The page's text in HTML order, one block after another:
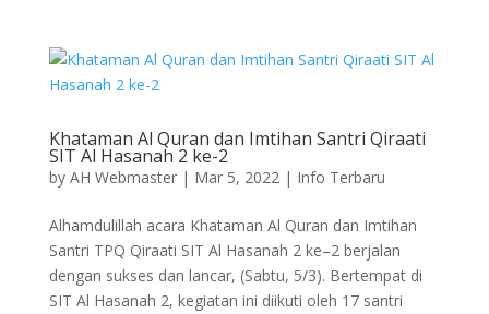
Khataman Al Quran dan Imtihan Santri Qiraati
SIT Al Hasanah 2 ke-2
by AH Webmaster| Mar 5, 2022| Info Terbaru
Alhamdulillah acara Khataman Al Quran dan Imtihan
Santri TPQ Qiraati SIT Al Hasanah 2 ke–2 berjalan
dengan sukses dan lancar, (Sabtu, 5/3). Bertempat di
SIT Al Hasanah 2, kegiatan ini diikuti oleh 17 santri